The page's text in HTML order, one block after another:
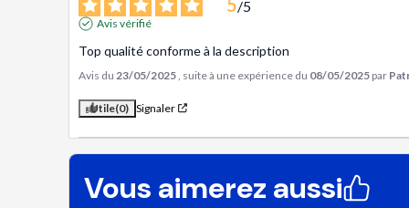
5/5
Avis vérifié
Top qualité conforme à la description
Avis du 23/05/2025 , suite à une expérience du 08/05/2025 par
Utile(0) Signaler
Vous aimerez aussi